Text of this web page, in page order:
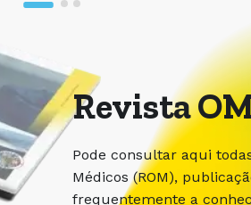
Revista
Pode consultar aqui
Médicos (ROM),
frequentemente a